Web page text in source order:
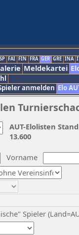
FAI FIN FRA GER GRE INA
Meldekartei
anmelden Elo
Vorname
Spieler
AUT-Elolisten
13.600